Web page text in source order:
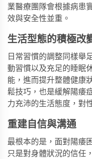
業醫療團隊會根據病患
效與安全性並重。
生活型態的積極改
日常習慣的調整同樣舉
動習慣以及充足的睡眠
能，進而提升整體健康
鬆技巧，也是緩解陽痿
力充沛的生活態度，對
重建自信與溝通
最根本的是，面對陽痿
只是對身體狀況的信任